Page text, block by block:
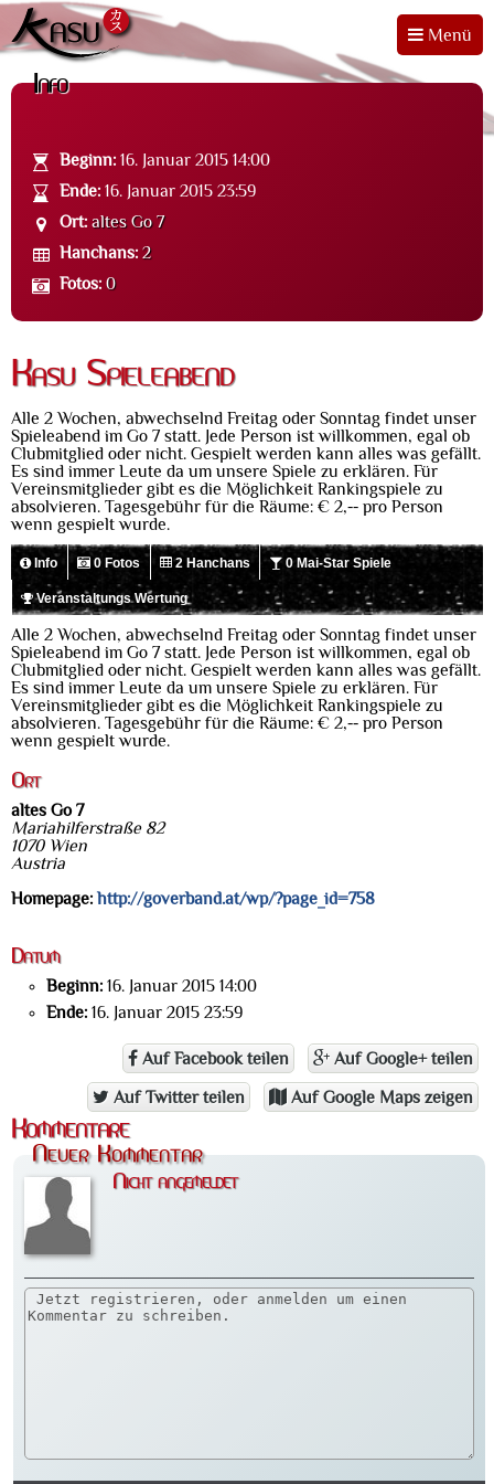
Menü
Info
Beginn: 16. Januar 2015 14:00
Ende: 16. Januar 2015 23:59
Ort: altes Go 7
Hanchans: 2
Fotos: 0
Kasu Spieleabend
Alle 2 Wochen, abwechselnd Freitag oder Sonntag findet unser
Spieleabend im Go 7 statt. Jede Person ist willkommen, egal ob
Clubmitglied oder nicht. Gespielt werden kann alles was gefällt.
Es sind immer Leute da um unsere Spiele zu erklären. Für
Vereinsmitglieder gibt es die Möglichkeit Rankingspiele zu
absolvieren. Tagesgebühr für die Räume: € 2,-- pro Person
wenn gespielt wurde.
Info 0 Fotos 2 Hanchans 0 Mai-Star Spiele
Veranstaltungs Wertung
Alle 2 Wochen, abwechselnd Freitag oder Sonntag findet unser
Spieleabend im Go 7 statt. Jede Person ist willkommen, egal ob
Clubmitglied oder nicht. Gespielt werden kann alles was gefällt.
Es sind immer Leute da um unsere Spiele zu erklären. Für
Vereinsmitglieder gibt es die Möglichkeit Rankingspiele zu
absolvieren. Tagesgebühr für die Räume: € 2,-- pro Person
wenn gespielt wurde.
Ort
altes Go 7
Mariahilferstraße 82
1070 Wien
Austria
Homepage: http://goverband.at/wp/?page_id=758
Datum
Beginn: 16. Januar 2015 14:00
Ende: 16. Januar 2015 23:59
Auf Facebook teilen Auf Google+ teilen
Auf Twitter teilen Auf Google Maps zeigen
Kommentare
Neuer Kommentar
Nicht angemeldet